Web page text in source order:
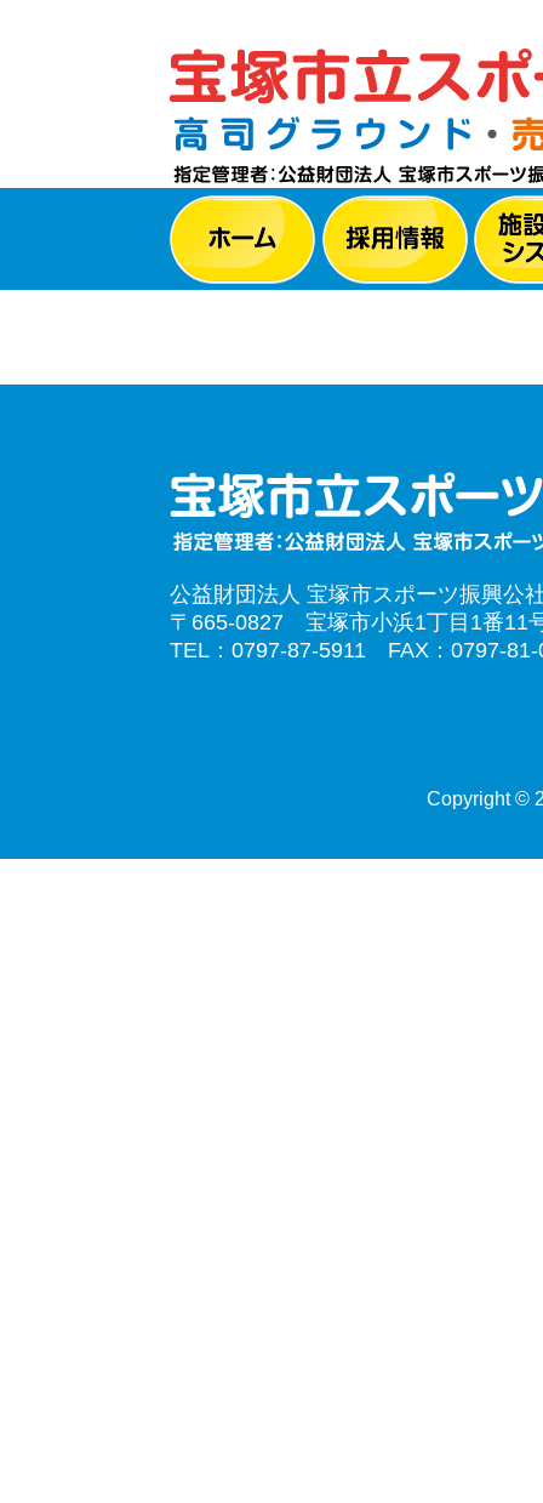
公益財団法人 宝塚市スポーツ振興公
〒665-0827 宝塚市小浜1丁目1番11
TEL：0797-87-5911 FAX：0797-81-
Copyright ©